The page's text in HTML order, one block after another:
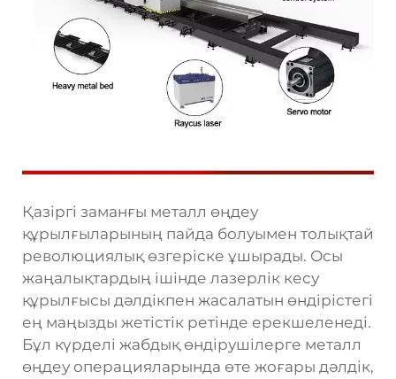
Қазіргі заманғы металл өңдеу
құрылғыларының пайда болуымен толықтай
революциялық өзгеріске ұшырады. Осы
жаңалықтардың ішінде лазерлік кесу
құрылғысы дәлдікпен жасалатын өндірістегі
ең маңызды жетістік ретінде ерекшеленеді.
Бұл күрделі жабдық өндірушілерге металл
өңдеу операцияларында өте жоғары дәлдік,